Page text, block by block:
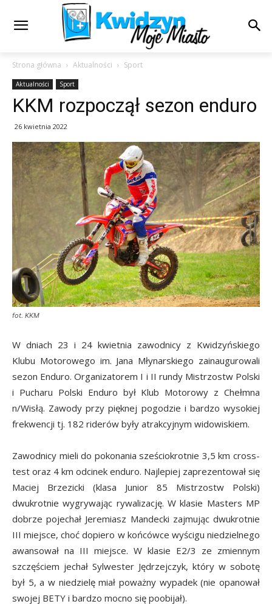
Strona główna Aktualności Sport
Aktualności Sport
KKM rozpoczął sezon enduro
26 kwietnia 2022
fot. KKM
W dniach 23 i 24 kwietnia zawodnicy z Kwidzyńskiego
Klubu Motorowego im. Jana Młynarskiego zainaugurowali
sezon Enduro. Organizatorem I i II rundy Mistrzostw Polski
i Pucharu Polski Enduro był Klub Motorowy z Chełmna
n/Wisłą. Zawody przy pięknej pogodzie i bardzo wysokiej
frekwencji tj. 182 riderów były atrakcyjnym widowiskiem.
Zawodnicy mieli do pokonania sześciokrotnie 3,5 km cross-
test oraz 4 km odcinek enduro. Najlepiej zaprezentował się
Maciej Brzezicki (klasa Junior 85 Mistrzostw Polski)
dwukrotnie wygrywając rywalizację. W klasie Masters MP
dobrze pojechał Jeremiasz Mandecki zajmując dwukrotnie
III miejsce, choć dopiero w końcówce wyścigu niedzielnego
awansował na III miejsce. W klasie E2/3 ze zmiennym
szczęściem jechał Sylwester Jędrzejczyk, który w sobotę
był 5, a w niedzielę miał poważny wypadek (nie opanował
swojej BETY i bardzo mocno się poobijał).